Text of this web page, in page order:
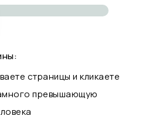
страницы и кликаете
превышающую